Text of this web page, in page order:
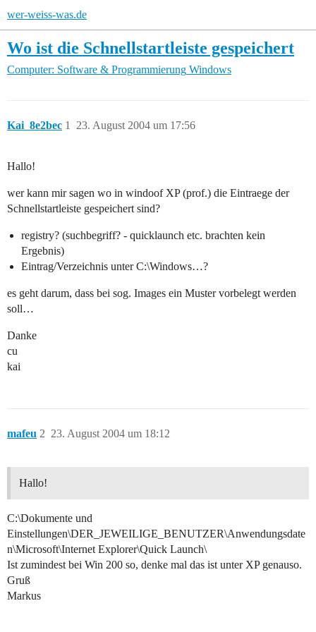
wer-weiss-was.de
Wo ist die Schnellstartleiste gespeichert
Computer: Software & Programmierung Windows
Kai_8e2bec 23. August 2004 um 17:56
1
Hallo!
wer kann mir sagen wo in windoof XP (prof.) die Eintraege der
Schnellstartleiste gespeichert sind?
registry? (suchbegriff? - quicklaunch etc. brachten kein
Ergebnis)
Eintrag/Verzeichnis unter C:\Windows…?
es geht darum, dass bei sog. Images ein Muster vorbelegt werden
soll…
Danke
cu
kai
mafeu 23. August 2004 um 18:12
2
Hallo!
C:\Dokumente und
Einstellungen\DER_JEWEILIGE_BENUTZER\Anwendungsdate
n\Microsoft\Internet Explorer\Quick Launch\
Ist zumindest bei Win 200 so, denke mal das ist unter XP genauso.
Gruß
Markus